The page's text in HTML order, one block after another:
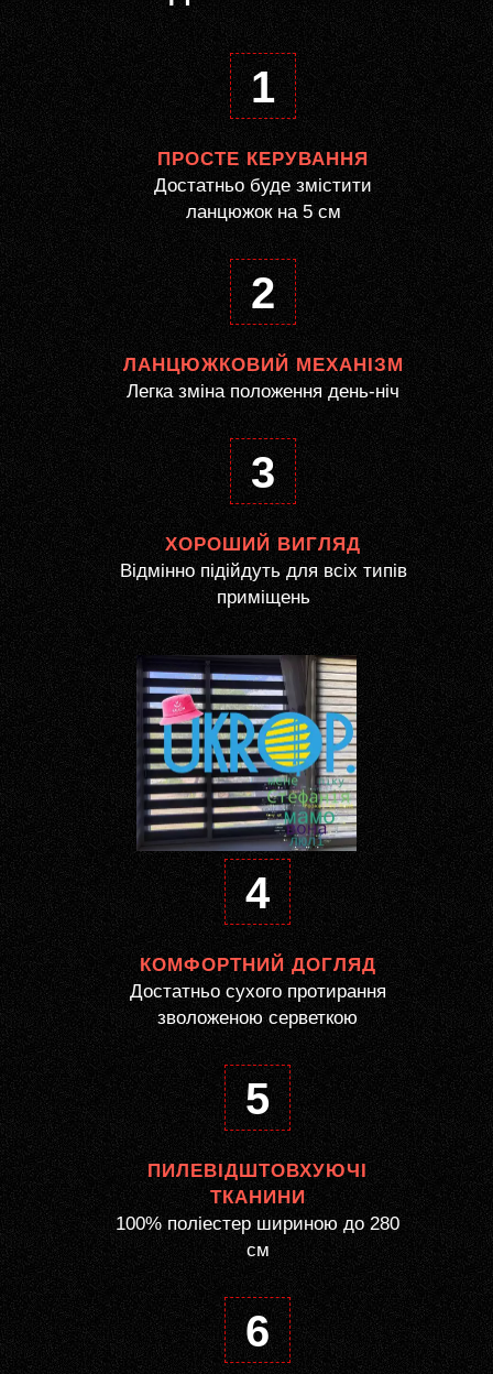
1
ПРОСТЕ КЕРУВАННЯ
Достатньо буде змістити
ланцюжок на 5 см
2
ЛАНЦЮЖКОВИЙ МЕХАНІЗМ
Легка зміна положення день-ніч
3
ХОРОШИЙ ВИГЛЯД
Відмінно підійдуть для всіх типів
приміщень
4
КОМФОРТНИЙ ДОГЛЯД
Достатньо сухого протирання
зволоженою серветкою
5
ПИЛЕВІДШТОВХУЮЧІ
ТКАНИНИ
100% поліестер шириною до 280
см
6